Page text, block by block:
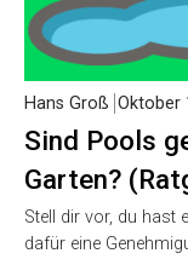
Sind Pools
Garten?
Hans Groß Oktober
Stell dir vor, du hast
dafür eine